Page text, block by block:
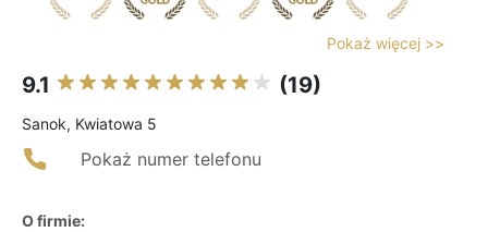
Pokaż więcej >>
9.1 (19)
Sanok, Kwiatowa 5
Pokaż numer telefonu
O firmie: